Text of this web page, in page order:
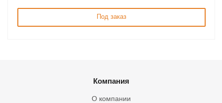
Под заказ
Компания
О компании